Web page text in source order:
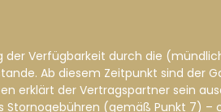
der Verfügbarkeit durch die
Ab diesem Zeitpunkt sind der
erklärt der Vertragspartner sein
Stornogebühren (gemäß Punkt 7)